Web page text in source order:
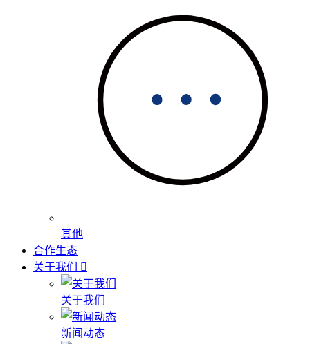
其他
合作生态
关于我们
关于我们
新闻动态